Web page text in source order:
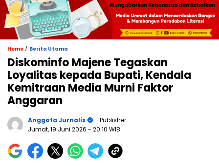
Home / Berita Utama
Diskominfo Majene Tegaskan
Loyalitas kepada Bupati, Kendala
Kemitraan Media Murni Faktor
Anggaran
Anggota Jurnalis
- Publisher
Jumat, 19 Juni 2026 - 20:10 WIB